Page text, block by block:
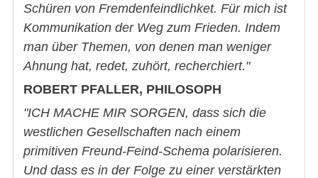
Schüren von Fremdenfeindlichket. Für mich ist
Kommunikation der Weg zum Frieden. Indem
man über Themen, von denen man weniger
Ahnung hat, redet, zuhört, recherchiert."
ROBERT PFALLER, PHILOSOPH
"ICH MACHE MIR SORGEN, dass sich die
westlichen Gesellschaften nach einem
primitiven Freund-Feind-Schema polarisieren.
Und dass es in der Folge zu einer verstärkten